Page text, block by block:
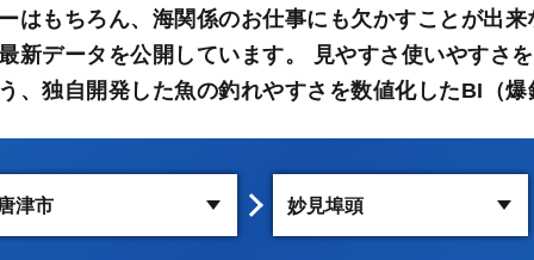
はもちろん、海関係のお仕事にも欠かすことが出
新データを公開しています。 見やすさ使いやすさ
、独自開発した魚の釣れやすさを数値化したBI（